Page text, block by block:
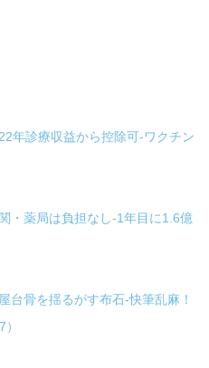
年診療収益から控除可-ワクチン
・薬局は負担なし-1年目に1.6億
台骨を揺るがす布石-快筆乱麻！